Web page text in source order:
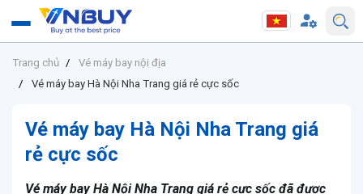
Trang chủ
Vé máy bay nội địa
Vé máy bay Hà Nội Nha Trang giá rẻ cực sốc
Vé máy bay Hà Nội Nha Trang giá
rẻ cực sốc
Vé máy bay Hà Nội Nha Trang giá rẻ cực sốc đã được